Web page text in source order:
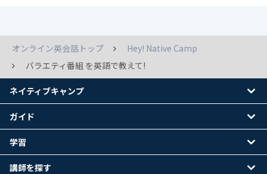
オンライン英会話トップ
Hey! Native Camp
バラエティ番組 を英語で教えて!
ネイティブキャンプ
ガイド
学習
講師を探す